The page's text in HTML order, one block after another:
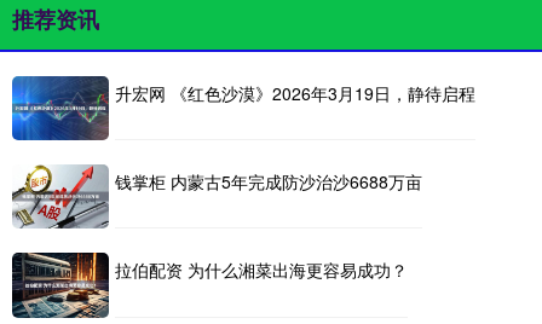
推荐资讯
升宏网 《红色沙漠》2026年3月19日，静待启程
钱掌柜 内蒙古5年完成防沙治沙6688万亩
拉伯配资 为什么湘菜出海更容易成功？